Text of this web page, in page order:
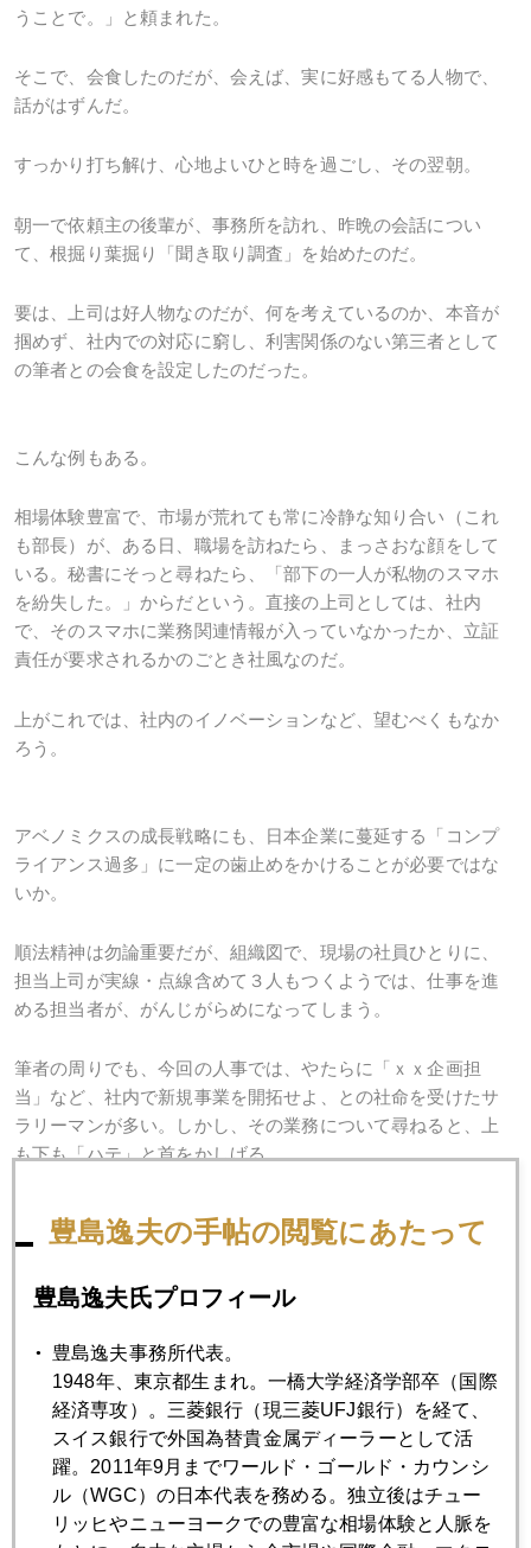
うことで。」と頼まれた。
そこで、会食したのだが、会えば、実に好感もてる人物で、
話がはずんだ。
すっかり打ち解け、心地よいひと時を過ごし、その翌朝。
朝一で依頼主の後輩が、事務所を訪れ、昨晩の会話につい
て、根掘り葉掘り「聞き取り調査」を始めたのだ。
要は、上司は好人物なのだが、何を考えているのか、本音が
掴めず、社内での対応に窮し、利害関係のない第三者として
の筆者との会食を設定したのだった。
こんな例もある。
相場体験豊富で、市場が荒れても常に冷静な知り合い（これ
も部長）が、ある日、職場を訪ねたら、まっさおな顔をして
いる。秘書にそっと尋ねたら、「部下の一人が私物のスマホ
を紛失した。」からだという。直接の上司としては、社内
で、そのスマホに業務関連情報が入っていなかったか、立証
責任が要求されるかのごとき社風なのだ。
上がこれでは、社内のイノベーションなど、望むべくもなか
ろう。
アベノミクスの成長戦略にも、日本企業に蔓延する「コンプ
ライアンス過多」に一定の歯止めをかけることが必要ではな
いか。
順法精神は勿論重要だが、組織図で、現場の社員ひとりに、
担当上司が実線・点線含めて３人もつくようでは、仕事を進
める担当者が、がんじがらめになってしまう。
筆者の周りでも、今回の人事では、やたらに「ｘｘ企画担
当」など、社内で新規事業を開拓せよ、との社命を受けたサ
ラリーマンが多い。しかし、その業務について尋ねると、上
も下も「ハテ」と首をかしげる。
イノベーションの旗を振るまえに、社内の職場環境を整備す
べきと感じている。
1月 3月 4月 5月 6月
7月 8月 9月 10月 11月 12月
2015年04月30日
豊島逸夫の手帖の閲覧にあたって
豊島逸夫氏プロフィール
豊島逸夫事務所代表。
1948年、東京都生まれ。一橋大学経済学部卒（国際
経済専攻）。三菱銀行（現三菱UFJ銀行）を経て、
スイス銀行で外国為替貴金属ディーラーとして活
躍。2011年9月までワールド・ゴールド・カウンシ
ル（WGC）の日本代表を務める。独立後はチュー
リッヒやニューヨークでの豊富な相場体験と人脈を